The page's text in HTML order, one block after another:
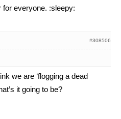
for everyone. :sleepy:
#308506
we are ‘flogging a dead
it going to be?